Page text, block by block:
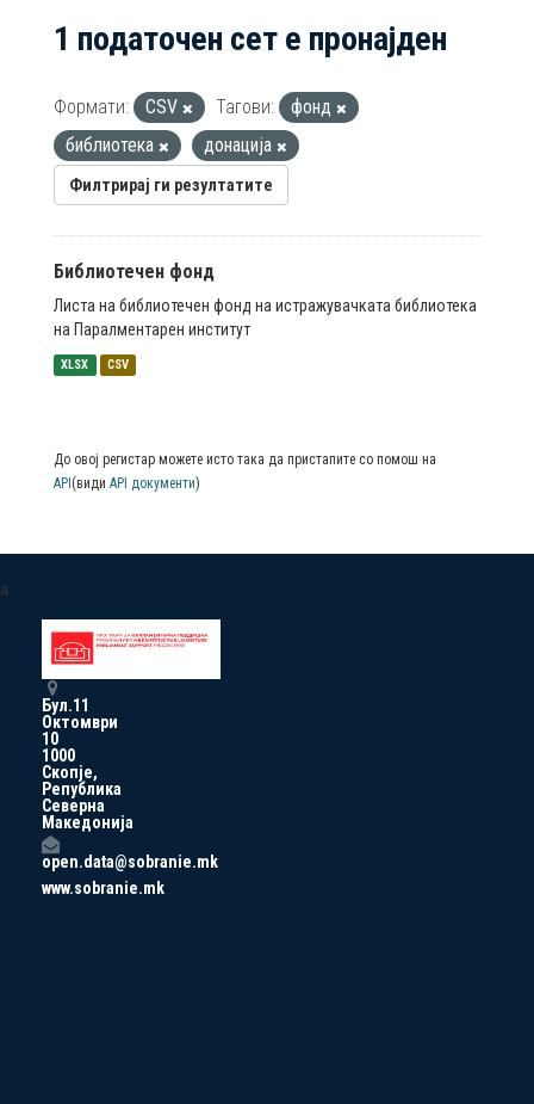
1 податочен сет е пронајден
Формати: CSV Тагови:
фонд
библиотека
донација
Филтрирај ги резултатите
Библиотечен фонд
Листа на библиотечен фонд на истражувачката библиотека
на Паралментарен институт
XLSX CSV
До овој регистар можете исто така да пристапите со помош на
API (види API документи)
a
Бул.11
Октомври
10
1000
Скопје,
Република
Северна
Македонија
open.data@sobranie.mk
www.sobranie.mk